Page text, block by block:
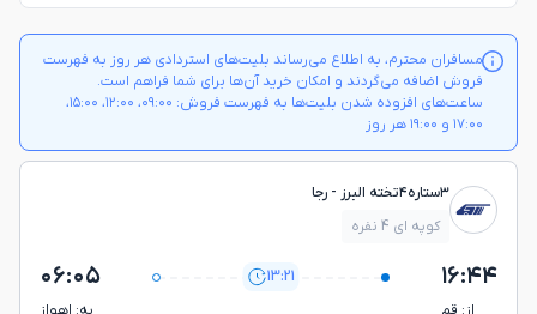
مسافران محترم، به اطلاع می‌رساند بلیت‌های استردادی هر روز به فهرست
فروش اضافه می‌گردند و امکان خرید آن‌ها برای شما فراهم است.
ساعت‌های افزوده شدن بلیت‌ها به فهرست فروش: ۰۹:۰۰، ۱۲:۰۰، ۱۵:۰۰،
۱۷:۰۰ و ۱۹:۰۰ هر روز
۳ستاره۴تخته البرز - رجا
کوپه ای 4 نفره
۱۶:۴۴ 13:21 ۰۶:۰۵